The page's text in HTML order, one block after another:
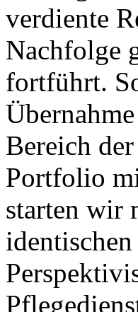
verdiente
Nachfolge
fortführt.
Bereich
Portfolio
starten wir